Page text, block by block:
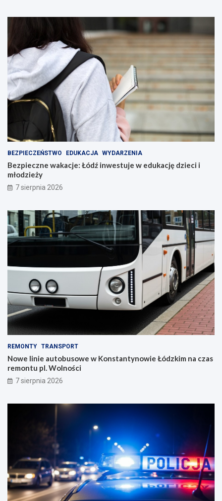
BEZPIECZEŃSTWO EDUKACJA WYDARZENIA
Bezpieczne wakacje: Łódź inwestuje w edukację dzieci i
młodzieży
7 sierpnia 2026
REMONTY TRANSPORT
Nowe linie autobusowe w Konstantynowie Łódzkim na czas
remontu pl. Wolności
7 sierpnia 2026